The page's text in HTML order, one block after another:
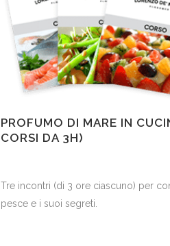
PROFUMO DI MARE IN
CORSI DA 3H)
Tre incontri (di 3 ore ciascuno) per
pesce e i suoi segreti.